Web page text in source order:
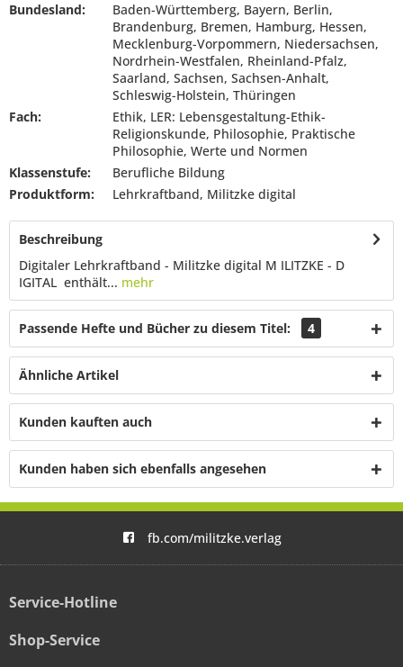
Bundesland:
Baden-Württemberg, Bayern, Berlin,
Brandenburg, Bremen, Hamburg, Hessen,
Mecklenburg-Vorpommern, Niedersachsen,
Nordrhein-Westfalen, Rheinland-Pfalz,
Saarland, Sachsen, Sachsen-Anhalt,
Schleswig-Holstein, Thüringen
Fach:
Ethik, LER: Lebensgestaltung-Ethik-
Religionskunde, Philosophie, Praktische
Philosophie, Werte und Normen
Klassenstufe:
Berufliche Bildung
Produktform:
Lehrkraftband, Militzke digital
Beschreibung
Digitaler Lehrkraftband - Militzke digital M ILITZKE - D
IGITAL enthält... mehr
Passende Hefte und Bücher zu diesem Titel: 4
Ähnliche Artikel
Kunden kauften auch
Kunden haben sich ebenfalls angesehen
fb.com/militzke.verlag
Service-Hotline
Shop-Service